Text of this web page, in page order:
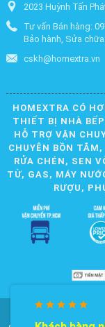
2023 Huỳnh Tấn
Tư vấn Bán hàng:
Bảo hành, Sửa
cskh@homextra.vn
HOMEXTRA CÓ
THIẾT BỊ NHÀ
HỖ TRỢ VẬN
CHUYÊN BỒN
RỬA CHÉN, SEN
TỪ, GAS, MÁY
RƯỢU,
© 2010-2025 Bản quyền